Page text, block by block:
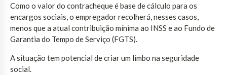
Como o valor do contracheque é base de cálculo para os
encargos sociais, o empregador recolherá, nesses casos,
menos que a atual contribuição mínima ao INSS e ao Fundo de
Garantia do Tempo de Serviço (FGTS).
A situação tem potencial de criar um limbo na seguridade
social.